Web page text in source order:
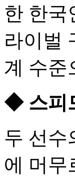
한 한국
라이벌
계 수준
◆ 스피
두 선수
에 머무